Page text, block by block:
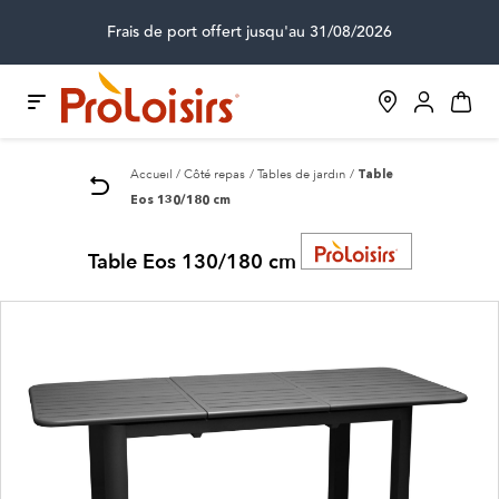
Frais de port offert jusqu'au 31/08/2026
Accueil Côté repas Tables de jardin Table
Eos 130/180 cm
Table Eos 130/180 cm